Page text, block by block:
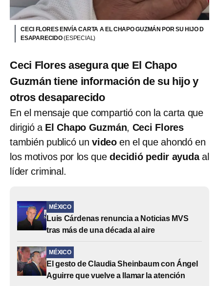
CECI FLORES ENVÍA CARTA A EL CHAPO GUZMÁN POR SU HIJO D
ESAPARECIDO(ESPECIAL)
Ceci Flores asegura que El Chapo
Guzmán tiene información de su hijo y
otros desaparecido
En el mensaje que compartió con la carta que
dirigió a El Chapo Guzmán, Ceci Flores
también publicó unvideo en el que ahondó en
los motivos por los quedecidió pedir ayudaal
líder criminal.
MÉXICO
Luis Cárdenas renuncia a Noticias MVS
tras más de una década al aire
MÉXICO
El gesto de Claudia Sheinbaum con Ángel
Aguirre que vuelve a llamar la atención